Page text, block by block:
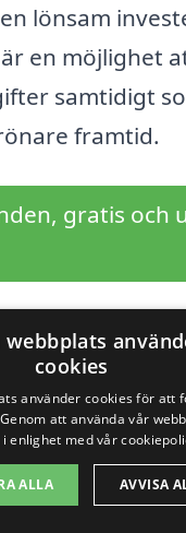
lönsam
en möjlighet
samtidigt
framtid.
gratis och
en
för
i andra
webbplats
cookies
använder cookies för att
att använda vår
enlighet med vår
ALLA AVVISA